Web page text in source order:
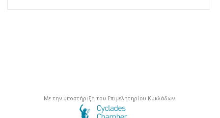
Με την υποστήριξη του Επιμελητηρίου Κυκλάδων.